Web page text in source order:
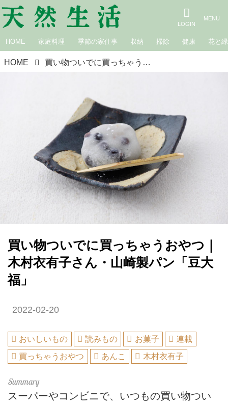
HOME 家庭料理 季節の家仕事 収納 掃除 健康 花と緑
HOME 買い物ついでに買っちゃうおやつ｜木村衣有子さん・山崎製パン「豆大福」
買い物ついでに買っちゃうおやつ｜
木村衣有子さん・山崎製パン「豆大
福」
2022-02-20
おいしいもの 読みもの お菓子
連載
買っちゃうおやつ
あんこ 木村衣有子
スーパーやコンビニで、いつもの買い物つい